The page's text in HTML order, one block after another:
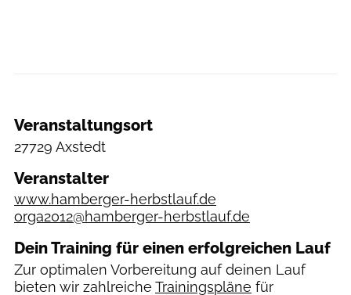
Veranstaltungsort
27729 Axstedt
Veranstalter
www.hamberger-herbstlauf.de
orga2012@hamberger-herbstlauf.de
Dein Training für einen erfolgreichen Lauf
Zur optimalen Vorbereitung auf deinen Lauf
bieten wir zahlreiche Trainingspläne für